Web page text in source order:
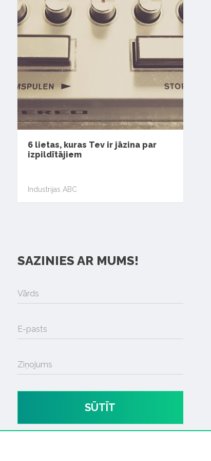
6 lietas, kuras Tev ir jāzina par
izpildītājiem
Industrijas ABC
SAZINIES AR MUMS!
Vārds
E-pasts
Ziņojums
SŪTĪT